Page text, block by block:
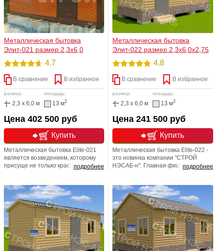
Металлическая бытовка
Элит-021 размер 2,3х6,0
4.7
В сравнение В избранное
размер:
2,3 x 6,0 м
площадь:
13 м2
Купить
Цена 402 500 руб
подробнее
Металлическая бытовка Elite-021
является возведением, которому
присуще не только красивый и
эстетичность. Наши строения будут
не только радовать Вас на садовых
участках, и в коттеджных
поселениях, но и найдут
применение и на детских
площадках или базах для туристов
Металлическая бытовка
Элит-022 размер 2,3х6,0х2,75
4.8
В сравнение В избранное
размер:
2,3 x 6,0 м
площадь:
13 м2
Купить
Цена 241 500 руб
подробнее
Металлическая бытовка Elite-022 -
это новинка компании "СТРОЙ
НЭСАБ-н". Главная фишка
металлическим каркасом,
изготовленным из швеллера 10, уг.
7. Внешне строение напоминает
очаровательный садовый домик,
предназначенный для
круглогодичного проживания.